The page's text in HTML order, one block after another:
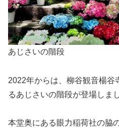
あじさいの階段
2022年からは、柳谷観音楊谷
るあじさいの階段が登場しまし
本堂奥にある眼力稲荷社の脇